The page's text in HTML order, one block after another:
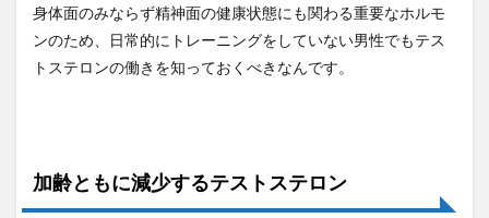
身体面のみならず精神面の健康状態にも関わる重要なホルモ
ンのため、日常的にトレーニングをしていない男性でもテス
トステロンの働きを知っておくべきなんです。
加齢ともに減少するテストステロン